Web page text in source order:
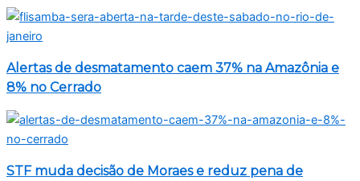
Alertas de desmatamento caem 37% na Amazônia e
8% no Cerrado
STF muda decisão de Moraes e reduz pena de